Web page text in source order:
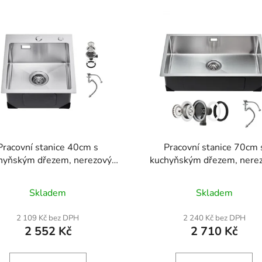
stanice 40cm s
dřezem, nerezový
jednodřezový umyvadlo
ve venkovském stylu s
dřez do myčky
pro karavany, přípravné
kuchyně, prádelny, bary
Skladem
2 109 Kč bez DPH
2 552 Kč
Pracovní stanice 70cm
kuchyňským dřezem,
jednodřezové umyvadlo
venkovském stylu s
příslušenstvím, dřezy do
nádobí pro karavany,
kuchyně, prádelny, bary
Skladem
2 240 Kč bez DPH
2 710 Kč